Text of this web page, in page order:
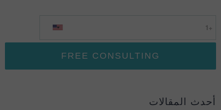
أحدث المقالات